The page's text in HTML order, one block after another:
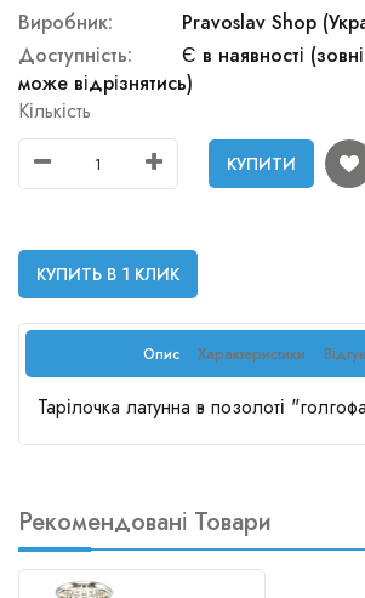
Виробник:
Pravoslav Shop
Доступність:
Є в наявності
може відрізнятись)
Кількість
КУПИТИ
КУПИТЬ В 1 КЛИК
Опис Характеристики
Тарілочка латунна в позолоті
Рекомендовані Товари